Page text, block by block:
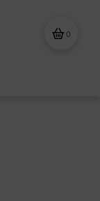
0